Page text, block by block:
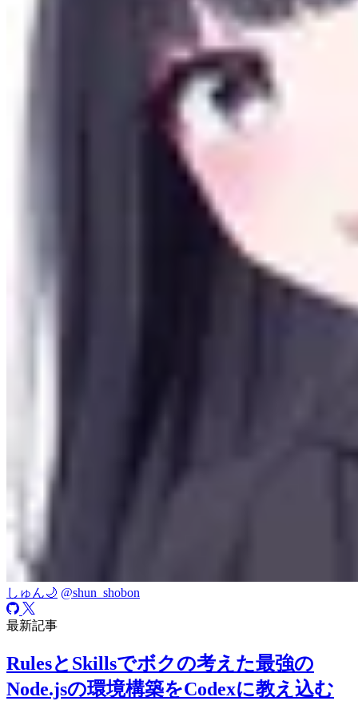
しゅん🌙 @shun_shobon
最新記事
RulesとSkillsでボクの考えた最強の
Node.jsの環境構築をCodexに教え込む